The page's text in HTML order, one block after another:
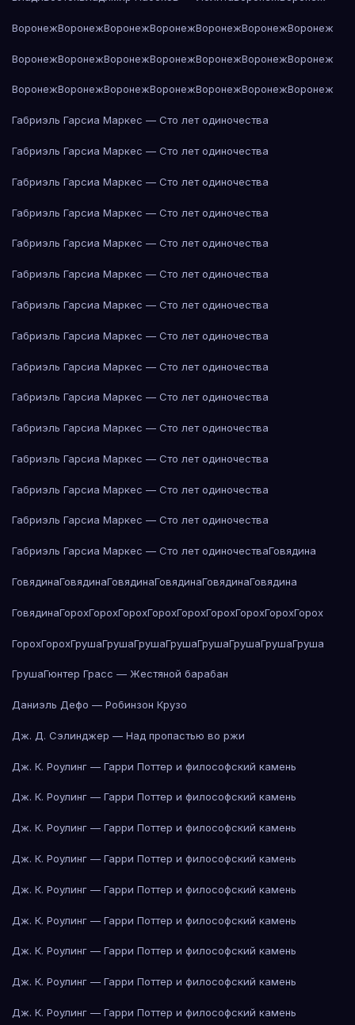
ВоронежВоронежВоронежВоронежВоронежВоронежВоронеж
ВоронежВоронежВоронежВоронежВоронежВоронежВоронеж
ВоронежВоронежВоронежВоронежВоронежВоронежВоронеж
Габриэль Гарсиа Маркес — Сто лет одиночества
Габриэль Гарсиа Маркес — Сто лет одиночества
Габриэль Гарсиа Маркес — Сто лет одиночества
Габриэль Гарсиа Маркес — Сто лет одиночества
Габриэль Гарсиа Маркес — Сто лет одиночества
Габриэль Гарсиа Маркес — Сто лет одиночества
Габриэль Гарсиа Маркес — Сто лет одиночества
Габриэль Гарсиа Маркес — Сто лет одиночества
Габриэль Гарсиа Маркес — Сто лет одиночества
Габриэль Гарсиа Маркес — Сто лет одиночества
Габриэль Гарсиа Маркес — Сто лет одиночества
Габриэль Гарсиа Маркес — Сто лет одиночества
Габриэль Гарсиа Маркес — Сто лет одиночества
Габриэль Гарсиа Маркес — Сто лет одиночества
Габриэль Гарсиа Маркес — Сто лет одиночестваГовядина
ГовядинаГовядинаГовядинаГовядинаГовядинаГовядина
ГовядинаГорохГорохГорохГорохГорохГорохГорохГорохГорох
ГорохГорохГрушаГрушаГрушаГрушаГрушаГрушаГрушаГруша
ГрушаГюнтер Грасс — Жестяной барабан
Даниэль Дефо — Робинзон Крузо
Дж. Д. Сэлинджер — Над пропастью во ржи
Дж. К. Роулинг — Гарри Поттер и философский камень
Дж. К. Роулинг — Гарри Поттер и философский камень
Дж. К. Роулинг — Гарри Поттер и философский камень
Дж. К. Роулинг — Гарри Поттер и философский камень
Дж. К. Роулинг — Гарри Поттер и философский камень
Дж. К. Роулинг — Гарри Поттер и философский камень
Дж. К. Роулинг — Гарри Поттер и философский камень
Дж. К. Роулинг — Гарри Поттер и философский камень
Дж. К. Роулинг — Гарри Поттер и философский камень